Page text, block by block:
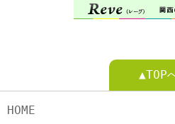
▲TOP
HOME